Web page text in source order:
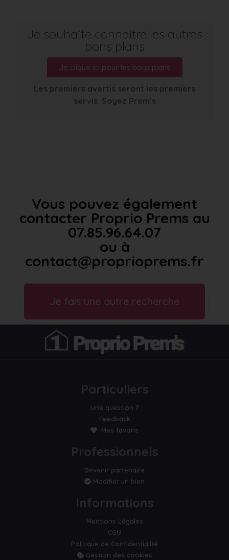
Je souhaite connaître les autres
bons plans
Je clique ici pour les bons plans
Les premiers avertis seront les premiers
servis. Soyez Prem’s
Vous pouvez également
contacter Proprio Prems au
07.85.96.64.07
ou à
contact@proprioprems.fr
Je fais une autre recherche
Particuliers
Une question ?
Feedback
Mes favoris
Professionnels
Devenir partenaire
Modifier un bien
Informations
Mentions Légales
CGU
Politique de Confidentialité
Gestion des cookies